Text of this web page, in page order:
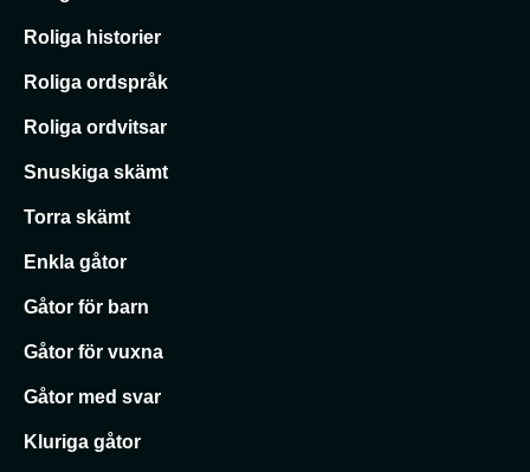
Roliga historier
Roliga ordspråk
Roliga ordvitsar
Snuskiga skämt
Torra skämt
Enkla gåtor
Gåtor för barn
Gåtor för vuxna
Gåtor med svar
Kluriga gåtor